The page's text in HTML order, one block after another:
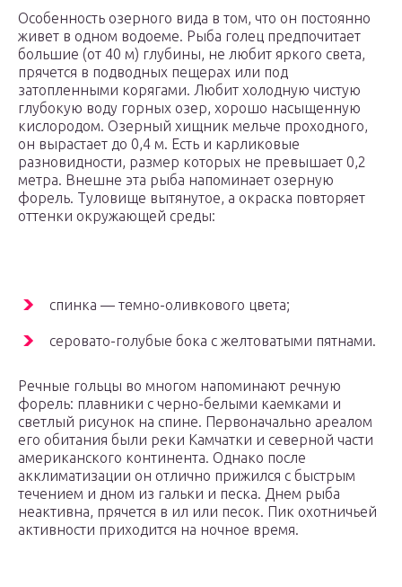
Особенность озерного вида в том, что он постоянно
живет в одном водоеме. Рыба голец предпочитает
большие (от 40 м) глубины, не любит яркого света,
прячется в подводных пещерах или под
затопленными корягами. Любит холодную чистую
глубокую воду горных озер, хорошо насыщенную
кислородом. Озерный хищник мельче проходного,
он вырастает до 0,4 м. Есть и карликовые
разновидности, размер которых не превышает 0,2
метра. Внешне эта рыба напоминает озерную
форель. Туловище вытянутое, а окраска повторяет
оттенки окружающей среды:
спинка — темно-оливкового цвета;
серовато-голубые бока с желтоватыми пятнами.
Речные гольцы во многом напоминают речную
форель: плавники с черно-белыми каемками и
светлый рисунок на спине. Первоначально ареалом
его обитания были реки Камчатки и северной части
американского континента. Однако после
акклиматизации он отлично прижился с быстрым
течением и дном из гальки и песка. Днем рыба
неактивна, прячется в ил или песок. Пик охотничьей
активности приходится на ночное время.